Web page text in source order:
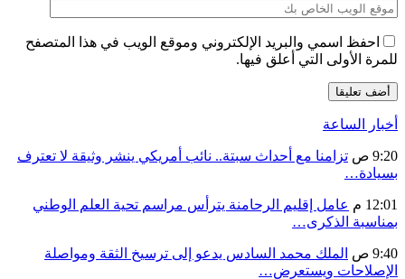
احفظ اسمي والبريد الإلكتروني وموقع الويب في هذا المتصفح
للمرة الأولى التي أعلق فيها.
أخبار الساعة
9:20 ص
تزامنا مع أحداث سبتة.. نائب أمريكي ينشر وثيقة لا تعترف
بسيادة…
12:01 م
عامل إقليم الرحامنة يترأس مراسم تحية العلم الوطني
بمناسبة الذكرى…
9:40 ص
الملك محمد السادس يدعو إلى ترسيخ الثقة ومواصلة
الإصلاحات ويستعرض…